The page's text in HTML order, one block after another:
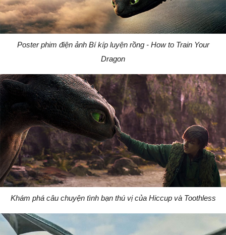
Poster phim điện ảnh Bí kíp luyện rồng - How to Train Your
Dragon
Khám phá câu chuyện tình bạn thú vị của Hiccup và Toothless